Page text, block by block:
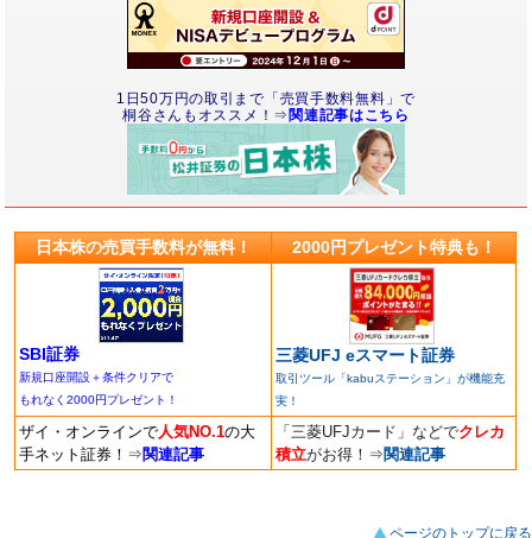
1日50万円の取引まで「売買手数料無料」で
桐谷さんもオススメ！⇒ 関連記事はこちら
日本株の売買手数料が無料！ 2000円プレゼント特典も！
SBI証券
新規口座開設＋条件クリアで
もれなく2000円プレゼント！
三菱UFJ eスマート証券
取引ツール「kabuステーション」が機能充
実！
ザイ・オンラインで人気NO.1の大
手ネット証券！ ⇒ 関連記事
「三菱UFJカード」などでクレカ
積立がお得！ ⇒ 関連記事
ページのトップに戻る